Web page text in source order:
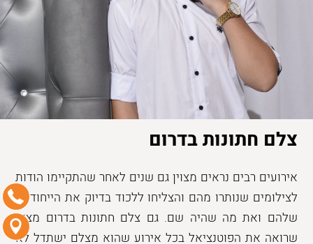
צלם חתונות בדרום
אירועים רבים נראים מצוין גם שנים לאחר שהתקיימו הודות
לצילומים שנותרו מהם והצליחו ללכוד בדיוק את הייחודיות
שלהם ואת מה שהיה שם. גם צלם חתונות בדרום מצוין
שרואה את הפוטנציאל בכל אירוע שהוא מצלם ישתדל לא